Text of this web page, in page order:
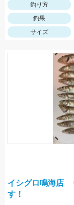
釣り方
釣果
サイズ
イシグロ鳴海店
す！